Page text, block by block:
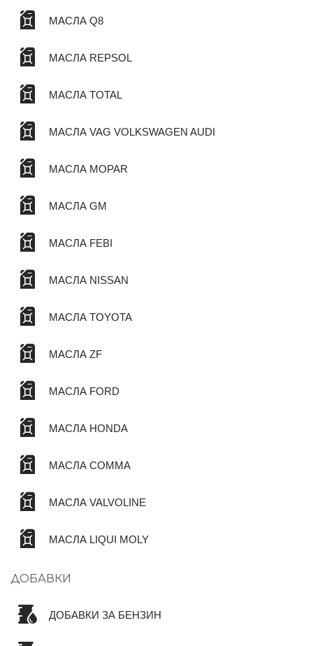
МАСЛА Q8
МАСЛА REPSOL
МАСЛА TOTAL
МАСЛА VAG VOLKSWAGEN AUDI
МАСЛА MOPAR
МАСЛА GM
МАСЛА FEBI
МАСЛА NISSAN
МАСЛА TOYOTA
МАСЛА ZF
МАСЛА FORD
МАСЛА HONDA
МАСЛА COMMA
МАСЛА VALVOLINE
МАСЛА LIQUI MOLY
ДОБАВКИ
ДОБАВКИ ЗА БЕНЗИН